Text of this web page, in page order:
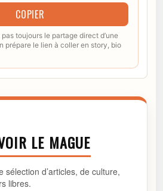
COPIER
toujours le partage direct d’une
prépare le lien à coller en story, bio
LE MAGUE
sélection d’articles, de culture,
libres.